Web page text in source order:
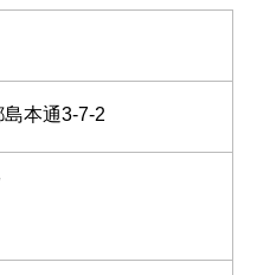
本通3-7-2